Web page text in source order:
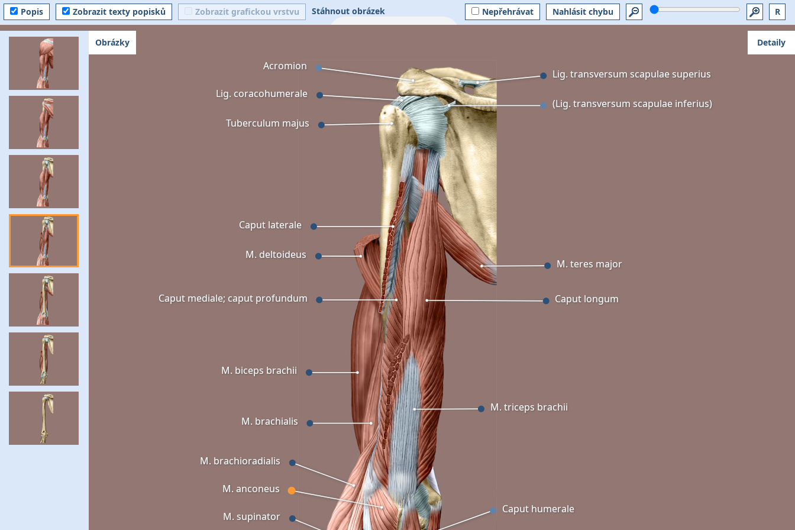
Popis Zobrazit texty popisků Zobrazit grafickou vrstvu Stáhnout obrázek R
Nahlásit chybu
Nepřehrávat
Caput mediale; caput profundum
Caput laterale
M. deltoideus
Acromion
(Lig. transversum scapulae inferius)
Lig. coracohumerale
Tuberculum majus
Lig. transversum scapulae superius
M. biceps brachii
Caput humerale
M. anconeus
M. supinator
M. brachioradialis
M. brachialis
M. teres major
M. triceps brachii
Caput longum
Obrázky Detaily